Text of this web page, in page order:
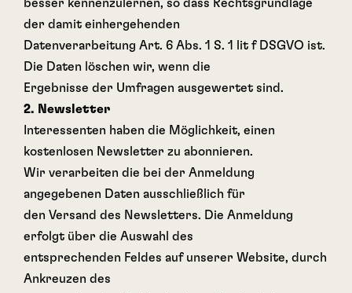
besser kennenzulernen, so dass Rechtsgrundlage
der damit einhergehenden
Datenverarbeitung Art. 6 Abs. 1 S. 1 lit f DSGVO ist.
Die Daten löschen wir, wenn die
Ergebnisse der Umfragen ausgewertet sind.
2. Newsletter
Interessenten haben die Möglichkeit, einen
kostenlosen Newsletter zu abonnieren.
Wir verarbeiten die bei der Anmeldung
angegebenen Daten ausschließlich für
den Versand des Newsletters. Die Anmeldung
erfolgt über die Auswahl des
entsprechenden Feldes auf unserer Website, durch
Ankreuzen des